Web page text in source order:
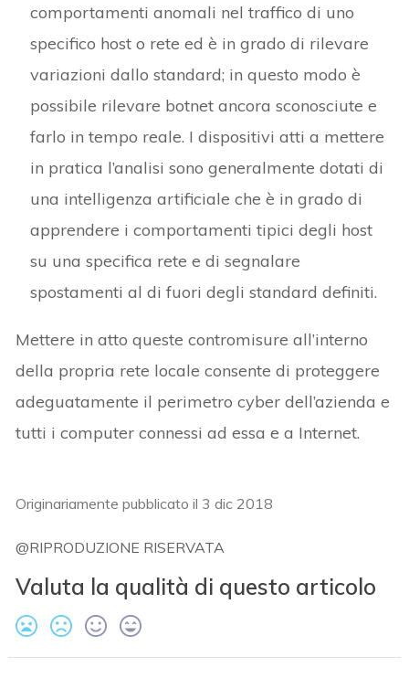
comportamenti anomali nel traffico di uno
specifico host o rete ed è in grado di rilevare
variazioni dallo standard; in questo modo è
possibile rilevare botnet ancora sconosciute e
farlo in tempo reale. I dispositivi atti a mettere
in pratica l’analisi sono generalmente dotati di
una intelligenza artificiale che è in grado di
apprendere i comportamenti tipici degli host
su una specifica rete e di segnalare
spostamenti al di fuori degli standard definiti.
Mettere in atto queste contromisure all’interno
della propria rete locale consente di proteggere
adeguatamente il perimetro cyber dell’azienda e
tutti i computer connessi ad essa e a Internet.
Originariamente pubblicato il 3 dic 2018
@RIPRODUZIONE RISERVATA
Valuta la qualità di questo articolo